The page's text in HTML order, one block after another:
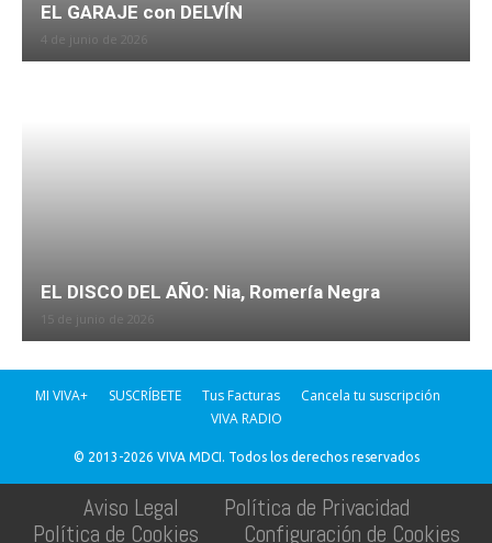
EL GARAJE con DELVÍN
EL DISCO DEL AÑO: Nia, Romería Negra
MI VIVA+ SUSCRÍBETE Tus Facturas
Cancela tu suscripción
VIVA RADIO
© 2013-2026 VIVA MDCI. Todos los derechos reservados
Aviso Legal
Política de Privacidad
Política de Cookies
Configuración de Cookies